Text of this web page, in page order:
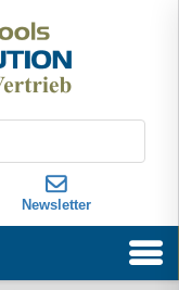
Newsletter